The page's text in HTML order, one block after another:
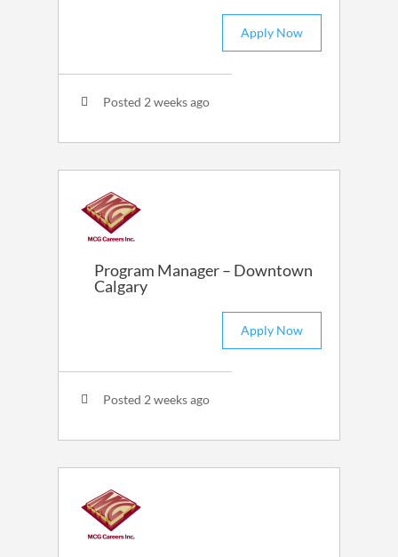
Apply Now
Posted 2 weeks ago
Program Manager – Downtown
Calgary
Apply Now
Posted 2 weeks ago